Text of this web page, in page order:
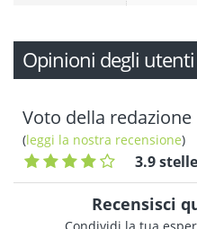
Opinioni degli utenti
Voto della redazione
(leggi la nostra recensione)
3.9 stelle
Recensisci